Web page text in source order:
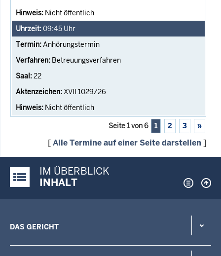
Nicht öffentlich
09:45 Uhr
Anhörungstermin
Betreuungsverfahren
22
XVII 1029/26
Nicht öffentlich
Seite 1 von 6 1 2 3 »
[Alle Termine auf einer Seite darstellen ]
Justiz-Portal im Überblick:
IM ÜBERBLICK
INHALT
DAS GERICHT